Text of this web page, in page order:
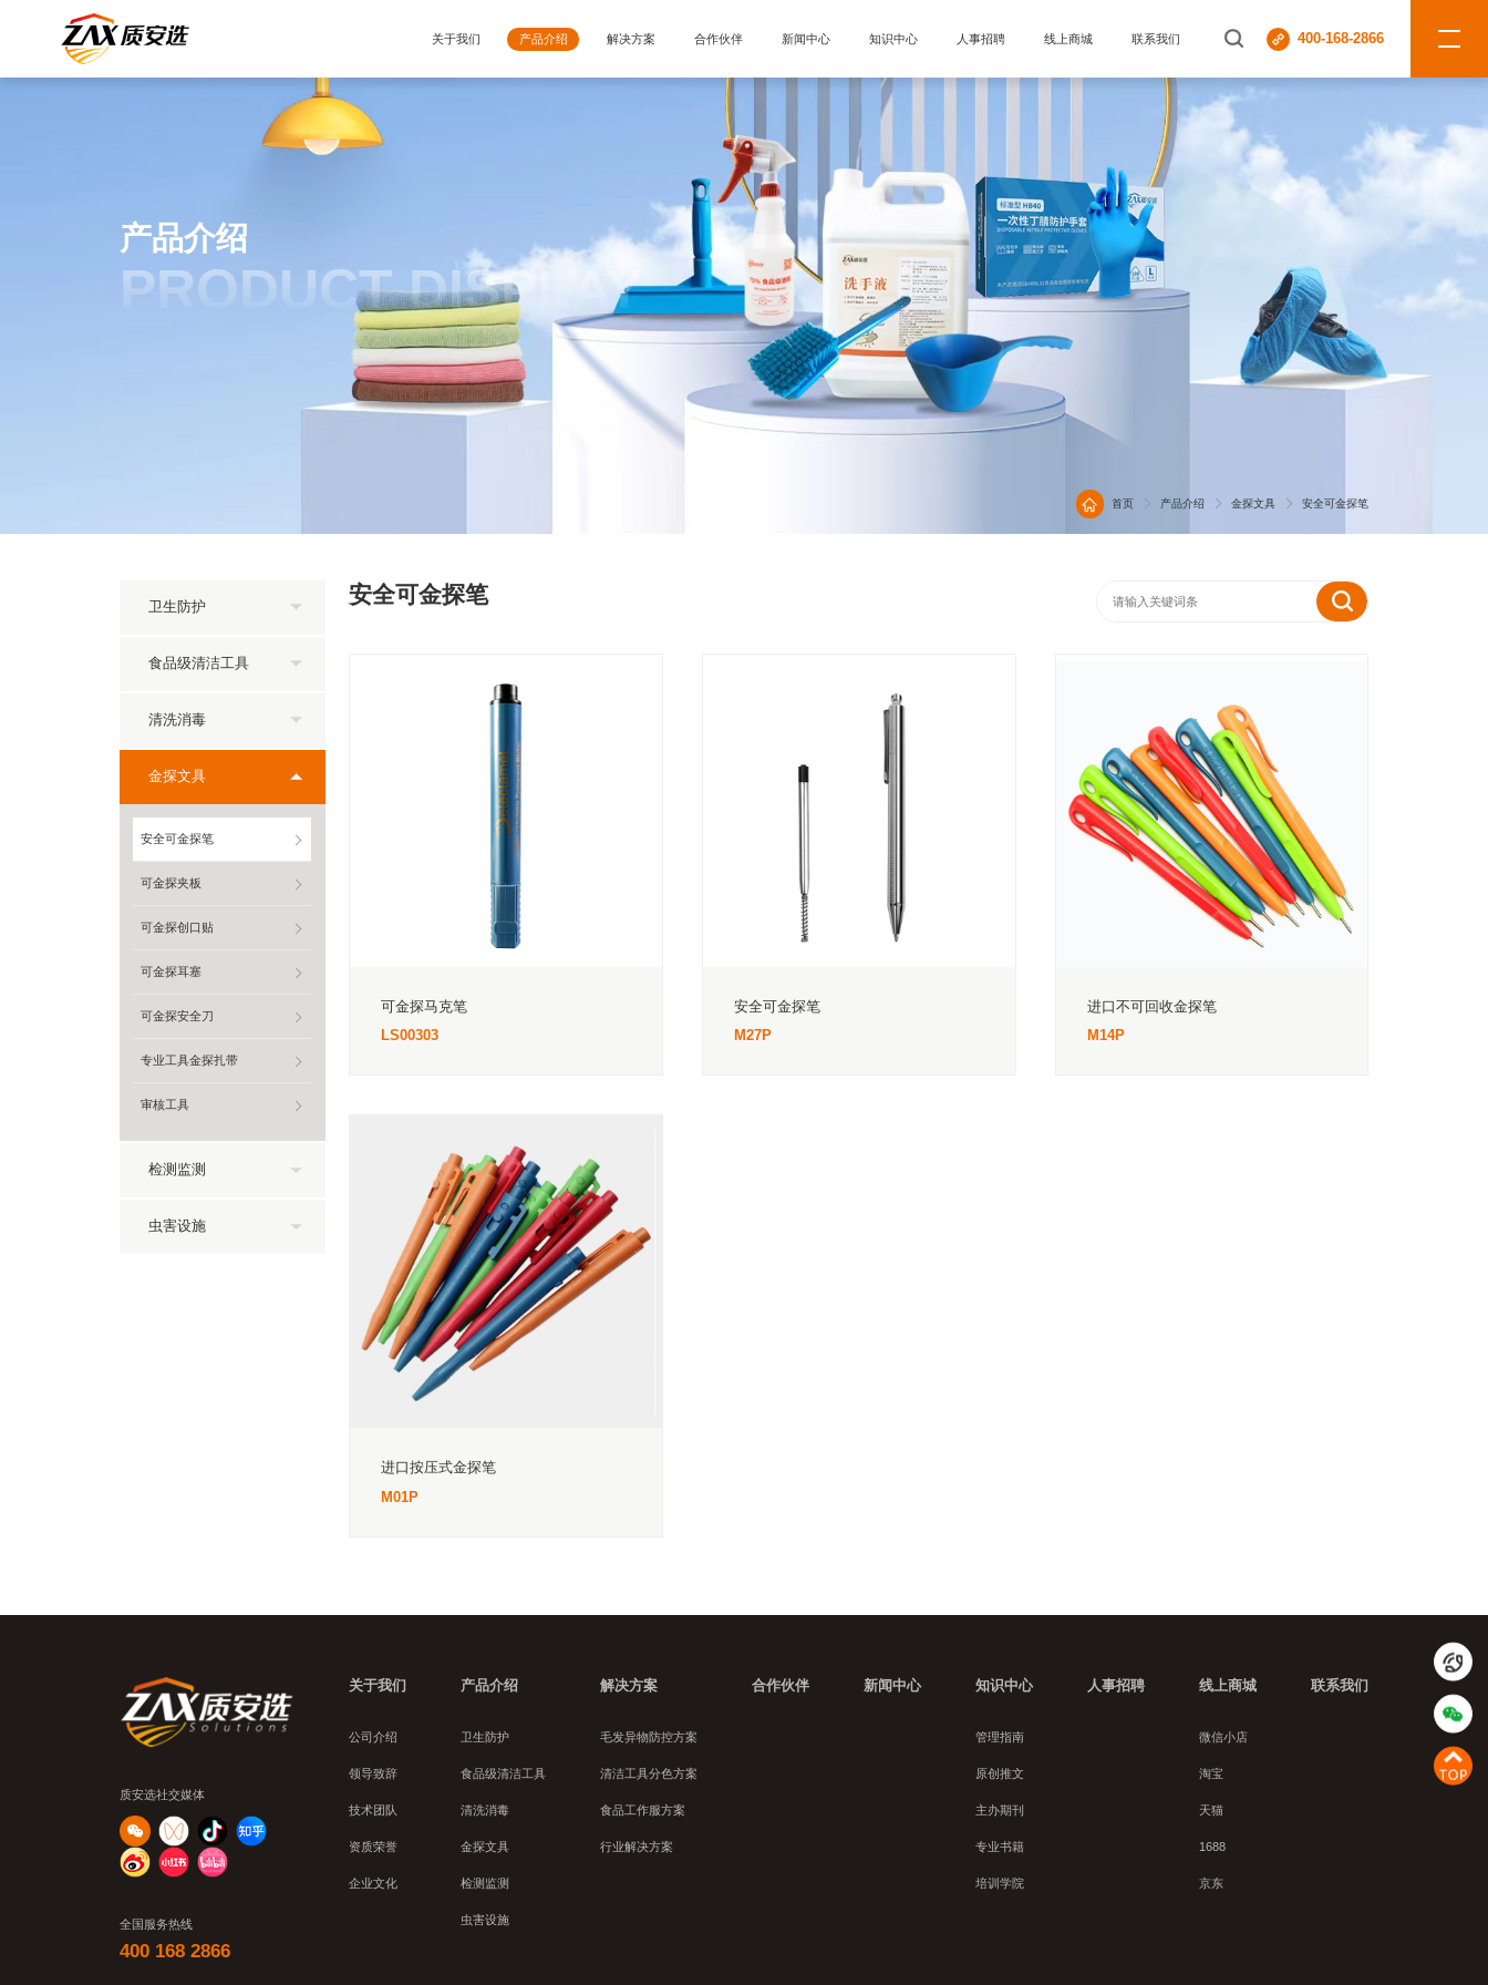
关于我们 产品介绍 解决方案 合作伙伴 新闻中心 知识中心 人事招聘 线上商城 联系我们 400-168-2866
产品介绍
PRODUCT DISPLAY
首页 产品介绍 金探文具 安全可金探笔
卫生防护
食品级清洁工具
清洗消毒
金探文具
安全可金探笔
可金探夹板
可金探创口贴
可金探耳塞
可金探安全刀
专业工具金探扎带
审核工具
检测监测
虫害设施
安全可金探笔
可金探马克笔
LS00303
安全可金探笔
M27P
进口不可回收金探笔
M14P
进口按压式金探笔
M01P
质安选社交媒体
全国服务热线
400 168 2866
关于我们
公司介绍
领导致辞
技术团队
资质荣誉
企业文化
产品介绍
卫生防护
食品级清洁工具
清洗消毒
金探文具
检测监测
虫害设施
解决方案
毛发异物防控方案
清洁工具分色方案
食品工作服方案
行业解决方案
合作伙伴 新闻中心 知识中心
管理指南
原创推文
主办期刊
专业书籍
培训学院
人事招聘 线上商城
微信小店
淘宝
天猫
1688
京东
联系我们